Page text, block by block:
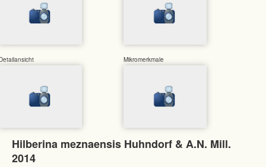
Mikromerkmale
Hilberina meznaensis Huhndorf & A.N. Mill.
2014